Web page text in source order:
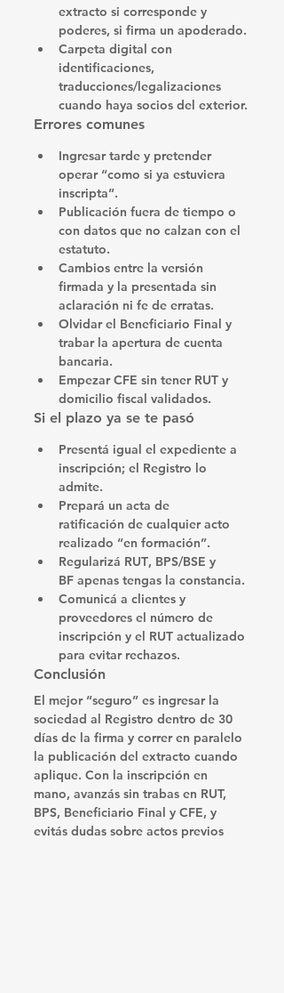
extracto si corresponde y
poderes, si firma un apoderado.
Carpeta digital con
identificaciones,
traducciones/legalizaciones
cuando haya socios del exterior.
Errores comunes
Ingresar tarde y pretender
operar “como si ya estuviera
inscripta”.
Publicación fuera de tiempo o
con datos que no calzan con el
estatuto.
Cambios entre la versión
firmada y la presentada sin
aclaración ni fe de erratas.
Olvidar el Beneficiario Final y
trabar la apertura de cuenta
bancaria.
Empezar CFE sin tener RUT y
domicilio fiscal validados.
Si el plazo ya se te pasó
Presentá igual el expediente a
inscripción; el Registro lo
admite.
Prepará un acta de
ratificación de cualquier acto
realizado “en formación”.
Regularizá RUT, BPS/BSE y
BF apenas tengas la constancia.
Comunicá a clientes y
proveedores el número de
inscripción y el RUT actualizado
para evitar rechazos.
Conclusión
El mejor “seguro” es ingresar la
sociedad al Registro dentro de 30
días de la firma y correr en paralelo
la publicación del extracto cuando
aplique. Con la inscripción en
mano, avanzás sin trabas en RUT,
BPS, Beneficiario Final y CFE, y
evitás dudas sobre actos previos